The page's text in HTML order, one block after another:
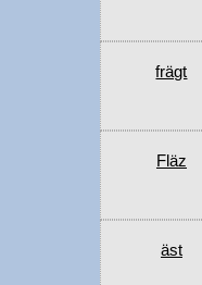
frägt
Fläz
äst